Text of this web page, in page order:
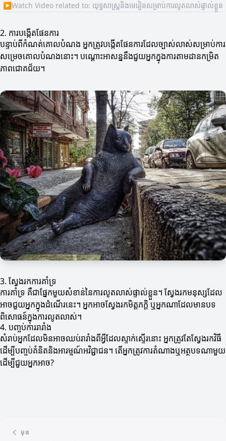
▶Watch Video related to: យុទ្ធសាស្ត្រនិងមេរៀនសម្រាប់ការលូតលាស់ផ្ទាល់ខ្លួន
2. ការបង្កើតផែនការ
បន្ទាប់ពីកំណត់គោលបំណង អ្នកត្រូវបង្កើតផែនការដែលច្បាស់លាស់សម្រាប់ការ
សម្រេចគោលបំណងនោះ។ បណ្តោះអាសន្ននឹងជួយអ្នកក្នុងការតាមដានកម្រិត
ភាពជោគជ័យ។
3. ស្វែងរកការគាំទ្រ
ការគាំទ្រ គឺជាផ្នែកមួយសំខាន់នៃការលូតលាស់ផ្ទាល់ខ្លួន។ ស្វែងរកមនុស្សដែល
អាចជួយអ្នកក្នុងដំណើរនេះ។ អ្នកអាចស្វែងរកមិត្តភក្តិ ឬអ្នកណាដែលមានបទ
ពិសោធន៍ក្នុងការលូតលាស់។
4. បញ្ចប់ការរារាំង
សំរាប់អ្នកដែលមិនអាចឈប់រារាំងពីអ្វីដែលស្ទាក់ស្ទើរនោះ អ្នកត្រូវតែស្វែងរកវិធី
ដើម្បីបញ្ចប់គំនិតនិងអារម្មណ៍អវិជ្ជាជន។ តើអ្នកត្រូវការតំណាងឬអត្ថបទណាមួយ
ដើម្បីជួយអ្នកអាច?
មុន